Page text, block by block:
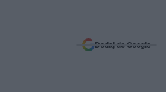
Dodaj do Google